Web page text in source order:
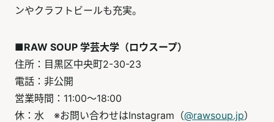
ンやクラフトビールも充実。
■RAW SOUP 学芸大学（ロウスープ）
住所：目黒区中央町2-30-23
電話：非公開
営業時間：11:00～18:00
休：水 ※お問い合わせはInstagram（@rawsoup.jp）